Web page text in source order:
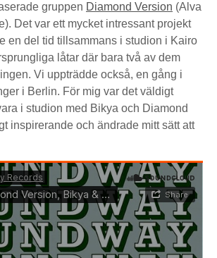
gruppen Diamond Version (Alva
Det var ett mycket intressant projekt
en del tid tillsammans i studion i Kairo
låtar där bara två av dem
Vi uppträdde också, en gång i
i Berlin. För mig var det väldigt
i studion med Bikya och Diamond
inspirerande och ändrade mitt sätt att